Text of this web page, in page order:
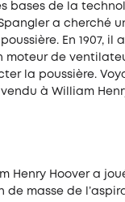
bases de la
a cherché
En 1907, il
de
la poussière.
à William
Henry Hoover a
masse de